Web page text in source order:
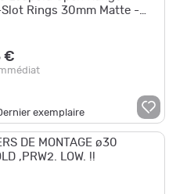
Rings 30mm Matte -
€
exemplaire
DE MONTAGE ø30
,PRW2. LOW. !!